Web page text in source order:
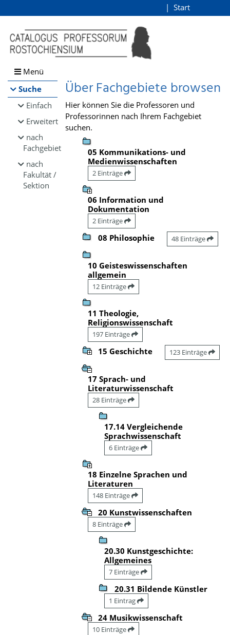
Browsen
direkt zum Inhalt
Start
Menü
Suche
Einfach
Erweitert
nach
Fachgebiet
nach
Fakultät /
Sektion
Über Fachgebiete browsen
Hier können Sie die Professoren und
Professorinnen nach Ihrem Fachgebiet
suchen.
05 Kommunikations- und
Medienwissenschaften
2 Einträge
06 Information und
Dokumentation
2 Einträge
08 Philosophie 48 Einträge
10 Geisteswissenschaften
allgemein
12 Einträge
11 Theologie,
Religionswissenschaft
197 Einträge
15 Geschichte 123 Einträge
17 Sprach- und
Literaturwissenschaft
28 Einträge
17.14 Vergleichende
Sprachwissenschaft
6 Einträge
18 Einzelne Sprachen und
Literaturen
148 Einträge
20 Kunstwissenschaften
8 Einträge
20.30 Kunstgeschichte:
Allgemeines
7 Einträge
20.31 Bildende Künstler
1 Eintrag
24 Musikwissenschaft
10 Einträge